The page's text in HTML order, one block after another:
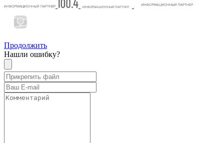
Продолжить
Нашли ошибку?